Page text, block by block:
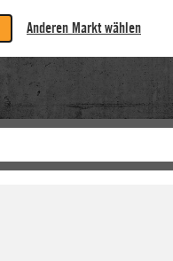
Anderen Markt wählen